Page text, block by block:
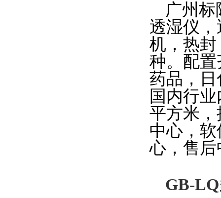
广州
透湿仪
机，热
种。配
药品，
国内行
平方米
中心，
心，售后
GB-LQ